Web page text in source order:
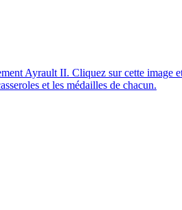
Ayrault II. Cliquez sur cette image
et les médailles de chacun.